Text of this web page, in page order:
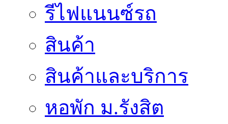
รีไฟแนนซ์รถ
สินค้า
สินค้าและบริการ
หอพัก ม.รังสิต